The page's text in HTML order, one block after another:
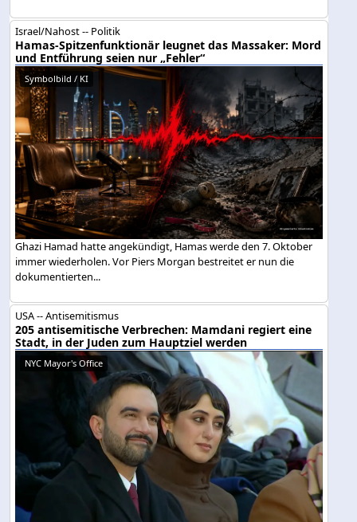
Israel/Nahost -- Politik
Hamas-Spitzenfunktionär leugnet das Massaker: Mord
und Entführung seien nur „Fehler“
Symbolbild / KI
Ghazi Hamad hatte angekündigt, Hamas werde den 7. Oktober
immer wiederholen. Vor Piers Morgan bestreitet er nun die
dokumentierten...
USA -- Antisemitismus
205 antisemitische Verbrechen: Mamdani regiert eine
Stadt, in der Juden zum Hauptziel werden
NYC Mayor's Office